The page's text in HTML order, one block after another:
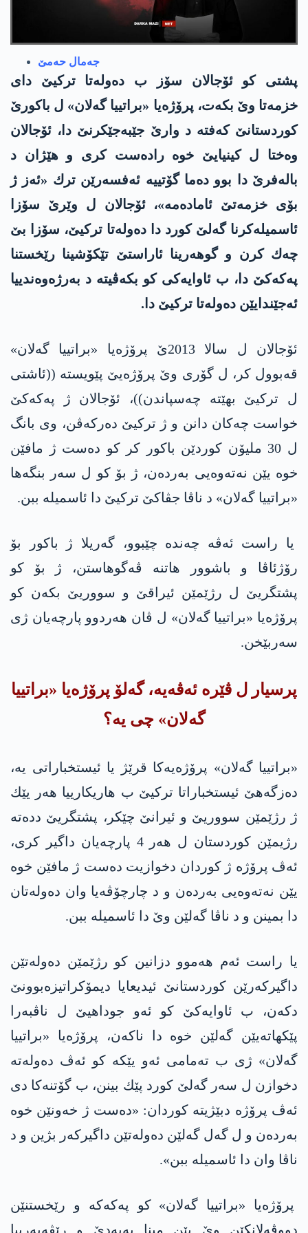
جه‌مال حه‌مێ
پشتی كو ئۆجالان سۆز ب ده‌وله‌تا تركیێ دای
خزمه‌تا وێ بكه‌ت‌، پرۆژه‌یا «براتییا گه‌لان» ل باكورێ
كوردستانێ کەفتە د وارێ جێبەجێکرنێ دا، ئۆجالان
وه‌ختا ل كینیایێ خوه‌ راده‌ست كری و هێژان د
باله‌فرێ دا‌ بوو دەما گۆتیيە ئه‌فسه‌رێن ترك «ئه‌ز ژ
بۆی خزمه‌تێ ئاماده‌مه»، ئۆجالان ل وێرێ سۆزا
ئاسمیله‌كرنا گه‌لێ کورد دا ده‌وله‌تا تركیێ، سۆزا بێ
چه‌ك كرن و گوهه‌رینا ئاراستێ تێکۆشینا رێخستنا
په‌كه‌كێ دا، ب ئاوایه‌كی كو بكه‌ڤیته‌ د به‌رژه‌وه‌ندییا
ئه‌جێندایێن ده‌وله‌تا ترکیێ دا‌.
ئۆجالان ل سالا 2013ێ پرۆژه‌یا «براتییا گه‌لان»
قه‌بوول كر، ل گۆری وێ پرۆژه‌یێ پێویسته‌ ((ئاشتی
ل تركیێ بهێتە چەسپاندن))، ئۆجالان ژ په‌كه‌كێ
خوا‌ست چه‌كان دانن و ژ تركیێ ده‌ركه‌ڤن، وی بانگ
ل 30 ملیۆن كوردێن باكور كر كو ده‌ست ژ مافێن
خوه‌ یێن نه‌ته‌وه‌یی به‌ردەن، ژ بۆ كو ل سه‌ر بنگه‌ها
«براتییا گه‌لان» د ناڤا جڤاكێ تركیێ دا‌ ئاسمیله‌ ببن.
یا راست ئه‌ڤە چەندە چێبوو، گه‌ریلا ژ باكور بۆ
رۆژئاڤا و باشوور هاتنە ڤه‌گوهاستن، ژ بۆ كو
پشتگریێ ل ر‌ژێمێن ئیراقێ و سووریێ بكەن كو
پرۆژه‌یا «براتییا گه‌لان» ل ڤان هه‌ردوو پارچه‌یان ژی
سه‌ربێخن.
پرسیار ل ڤێرە ئه‌ڤەیە‌، گه‌لۆ پرۆژه‌یا «براتییا
گه‌لان» چی یه؟
‌«براتییا گه‌لان» پرۆژه‌یه‌كا قرێژ یا ئیستخباراتی یه‌،
ده‌زگه‌هێ ئیستخباراتا تركیێ ب هاریکارییا هه‌ر یێك
ژ ر‌ژێمێن سووریێ و ئیرانێ چێكر، پشتگریێ دده‌تە
رژیمێن كوردستان ل هه‌ر 4 پا‌رچه‌یان داگیر كری،
ئه‌ڤ پرۆژه‌ ژ كوردان دخوازیت ده‌ست ژ مافێن خوه‌
یێن نه‌ته‌وه‌یی به‌ردەن و د چارچۆڤه‌یا وان ده‌وله‌تان
دا‌ بمینن و د ناڤا گه‌لێن وێ دا‌ ئاسمیله‌ ببن.
یا راست ئه‌م هه‌موو دزانین كو ر‌ژێمێن ده‌وله‌تێن
داگیركه‌رێن كوردستانێ ئیدیعایا دیمۆكراتیزه‌بوونێ
دكەن، ب ئاوایه‌كێ كو ئه‌و جوداهیێ ل ناڤبه‌را
پێكهاته‌یێن گه‌لێن خوه‌ دا‌ ناكەن، پرۆژه‌یا «براتییا
گه‌لان» ژی ب تەمامی ئه‌و یێكه‌ كو ئه‌ڤ ده‌وله‌ته‌
دخوازن ل سه‌ر گه‌لێ كورد پێك بینن، ب گۆتنه‌كا‌ دی
ئه‌ڤ پرۆژه‌ دبێژیتە كوردان: «ده‌ست ژ خه‌ونێن خوه‌
به‌ردەن و ل گه‌ل گه‌لێن ده‌وله‌تێن داگیركه‌ر بژین و د
ناڤا وان دا‌ ئاسمیله‌ ببن».
پرۆژه‌یا «براتییا گه‌لان» كو په‌كه‌كه‌ و رێخستنێن
دووڤه‌لانكێن وێ یێن مینا په‌یه‌دێ و رێڤه‌به‌رییا